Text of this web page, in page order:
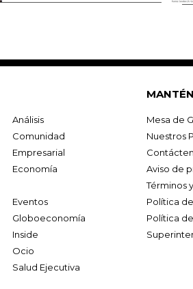
Análisis
Comunidad
Empresarial
Economía
Eventos
Globoeconomía
Inside
Ocio
Salud Ejecutiva
Mesa de
Nuestros
Aviso de
Términos
Política
Política